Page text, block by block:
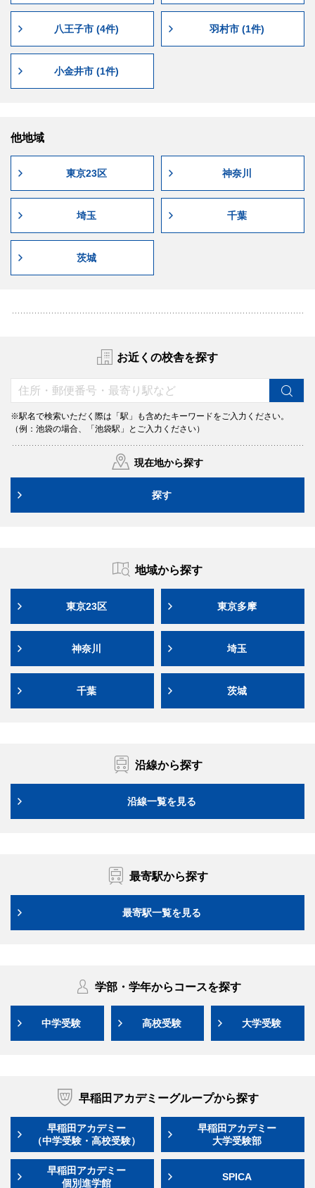
八王子市 (4件) 羽村市 (1件)
小金井市 (1件)
他地域
東京23区 神奈川
埼玉 千葉
茨城
お近くの校舎を探す
※駅名で検索いただく際は「駅」も含めたキーワードをご入力ください。
（例：池袋の場合、「池袋駅」とご入力ください）
現在地から探す
探す
地域から探す
東京23区 東京多摩
神奈川 埼玉
千葉 茨城
沿線から探す
沿線一覧を見る
最寄駅から探す
最寄駅一覧を見る
学部・学年からコースを探す
中学受験 高校受験 大学受験
早稲田アカデミーグループから探す
早稲田アカデミー
（中学受験・高校受験）
早稲田アカデミー
大学受験部
早稲田アカデミー
個別進学館
SPICA